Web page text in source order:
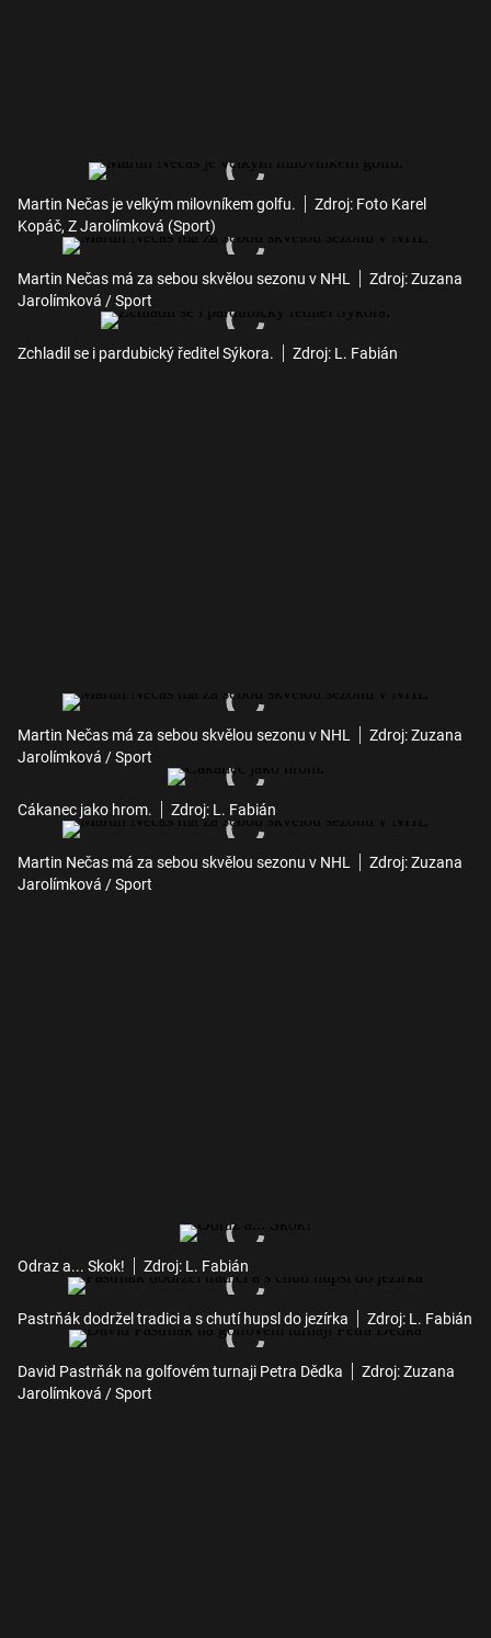
Martin Nečas je velkým milovníkem golfu.
Zdroj: Foto Karel
Kopáč, Z Jarolímková (Sport)
Martin Nečas má za sebou skvělou sezonu v NHL
Zdroj: Zuzana
Jarolímková / Sport
Zchladil se i pardubický ředitel Sýkora. Zdroj: L. Fabián
Martin Nečas má za sebou skvělou sezonu v NHL
Zdroj: Zuzana
Jarolímková / Sport
Cákanec jako hrom. Zdroj: L. Fabián
Martin Nečas má za sebou skvělou sezonu v NHL
Zdroj: Zuzana
Jarolímková / Sport
Odraz a... Skok! Zdroj: L. Fabián
Pastrňák dodržel tradici a s chutí hupsl do jezírka Zdroj: L. Fabián
David Pastrňák na golfovém turnaji Petra Dědka
Zdroj: Zuzana
Jarolímková / Sport